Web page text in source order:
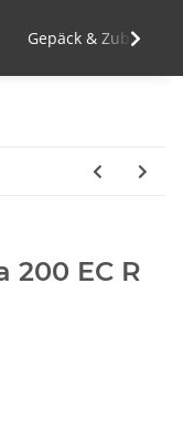
Gepäck & Zubehör
200 EC R